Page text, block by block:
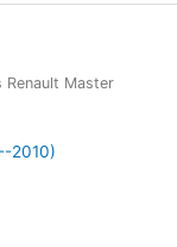
Master
2010)